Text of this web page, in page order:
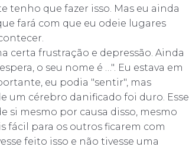
tenho que fazer isso. Mas eu ainda
fará com que eu odeie lugares
certa frustração e depressão. Ainda
o seu nome é …". Eu estava em
eu podia "sentir", mas
um cérebro danificado foi duro. Esse
si mesmo por causa disso, mesmo
fácil para os outros ficarem com
feito isso e não tivesse uma